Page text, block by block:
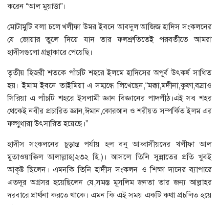
করেন “আল মুয়াত্তা”।
মোটামুটি বলা চলে খলীফা উমর ইবনে আবদুল আজিজ হাদিস সংকলনের
যে জোয়ার তুলে দিয়ে যান তার ফলশ্রুতিতেই পরবর্তীতে আমরা
হাদীসগুলো গ্রন্থাকারে পেয়েছি।
তৃতীয় হিজরী শতকে পাঁচটি শহরে ইলমে হাদিসের অপূর্ব উৎকর্ষ সাধিত
হয়। ইমাম ইবনে তাইমিয়া এ সম্মন্ধে লিখেছেন,“মক্কা,মদীনা,কুফা,বস্রাও
সিরিয়া এ পাঁচটি শহরে ইসলামী জ্ঞান বিজ্ঞানের পাদপীঠ।এই সব শহর
থেকেই নবীর প্রচারিত জ্ঞান,ঈমান,কোরআন ও শরীয়ত সম্পর্কিত ইলম এর
ফল্গুধারা উৎসারিত হয়েছে।”
হাদীস সংকলনের চুড়ান্ত পর্যায় হল বনু আব্বাসীয়দের খলীফা আল
মুতাওয়াক্কিল আলাল্লাহ(২৩২ হি.)। আসলে তিনি সুন্নাতের প্রতি খুবই
আকৃষ্ট ছিলেন। এমনকি তিনি হাদীস সংকলন ও শিক্ষা দানের ব্যাপারে
এতদূর অগ্রসর হয়েছিলেন যে,সমস্ত মূসলিম জনতা তার জন্য আল্লাহর
দরবারে প্রার্থনা করতে থাকে। এমন কি এই সময় একটি কথা প্রচলিত হয়ে